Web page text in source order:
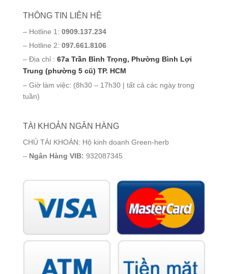
THÔNG TIN LIÊN HỆ
– Hotline 1: 0909.137.234
– Hotline 2: 097.661.8106
– Địa chỉ : 67a Trần Bình Trọng, Phường Bình Lợi
Trung (phường 5 cũ) TP. HCM
– Giờ làm việc: (8h30 – 17h30 | tất cả các ngày trong
tuần)
TÀI KHOẢN NGÂN HÀNG
CHỦ TÀI KHOẢN: Hộ kinh doanh Green-herb
– Ngân Hàng VIB: 932087345